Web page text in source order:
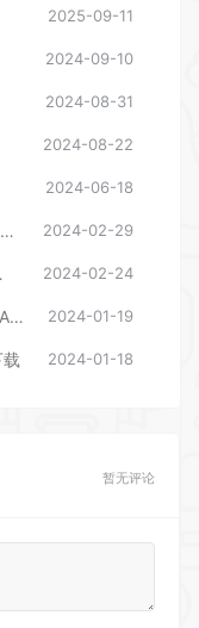
2025-09-11
2024-09-10
2024-08-31
2024-08-22
2024-06-18
Foobar2000 v2.1.2.240227 汉化版本下载 2024-02-29
本 2024-02-24
全新MYFX预设包更新！包含两套兼容AEPR的预设，后期剪辑包装必备 2024-01-19
2024-01-18
暂无评论